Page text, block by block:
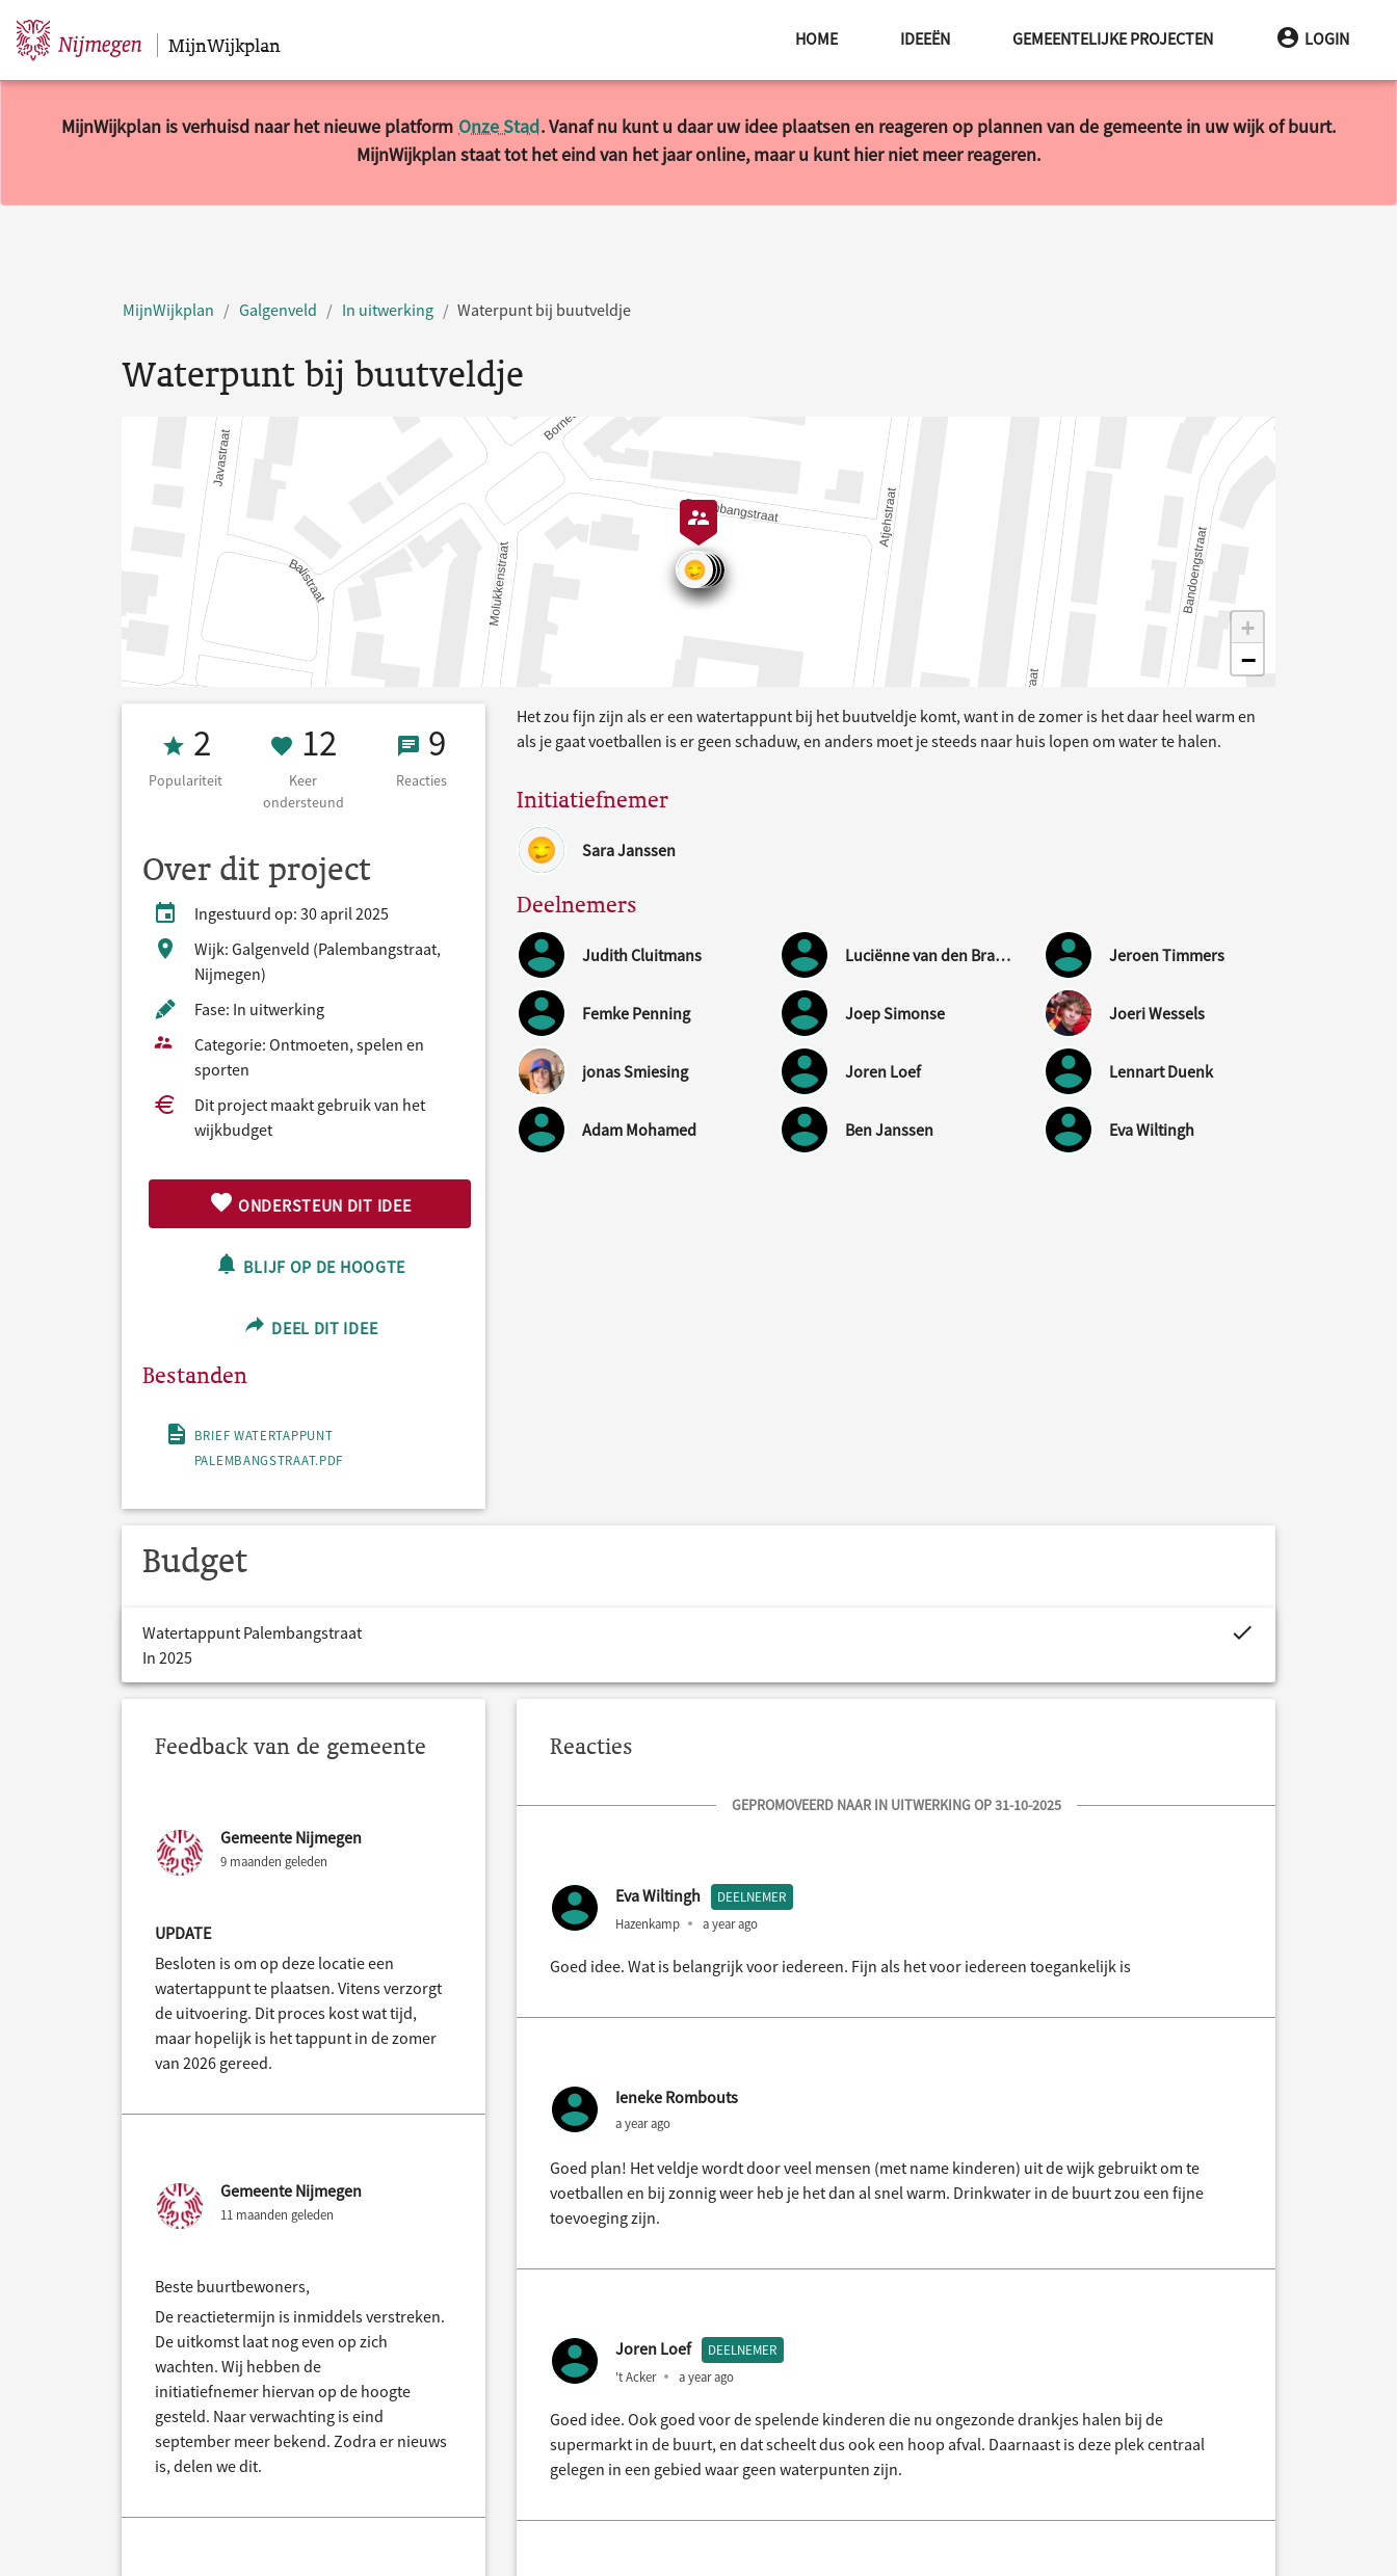
Sla navigatie over MijnWijkplan HOME IDEEËN GEMEENTELIJKE PROJECTEN LOGIN
MijnWijkplan is verhuisd naar het nieuwe platform Onze Stad. Vanaf nu kunt u daar uw idee plaatsen en reageren op plannen van de gemeente in uw wijk of buurt.
MijnWijkplan staat tot het eind van het jaar online, maar u kunt hier niet meer reageren.
MijnWijkplan Galgenveld In uitwerking Waterpunt bij buutveldje
Waterpunt bij buutveldje
+
−
Populariteit 2
2
Populariteit
12 Keer ondersteund
12
Keer
ondersteund
9 Reacties
9
Reacties
Over dit project
Ingestuurd op: 30 april 2025
Wijk: Galgenveld (Palembangstraat,
Nijmegen)
Fase: In uitwerking
Categorie: Ontmoeten, spelen en
sporten
Dit project maakt gebruik van het
wijkbudget
ONDERSTEUN DIT IDEE
BLIJF OP DE HOOGTE
DEEL DIT IDEE
Bestanden
BRIEF WATERTAPPUNT
PALEMBANGSTRAAT.PDF
Het zou fijn zijn als er een watertappunt bij het buutveldje komt, want in de zomer is het daar heel warm en
als je gaat voetballen is er geen schaduw, en anders moet je steeds naar huis lopen om water te halen.
Initiatiefnemer
Sara Janssen
Deelnemers
Judith Cluitmans Luciënne van den Brand Jeroen Timmers
Femke Penning Joep Simonse Joeri Wessels
jonas Smiesing Joren Loef Lennart Duenk
Adam Mohamed Ben Janssen Eva Wiltingh
Budget
Watertappunt Palembangstraat
In 2025
project.budget.fields.is_assigned-alt
Feedback van de gemeente
Gemeente Nijmegen
9 maanden geleden
UPDATE
Besloten is om op deze locatie een
watertappunt te plaatsen. Vitens verzorgt
de uitvoering. Dit proces kost wat tijd,
maar hopelijk is het tappunt in de zomer
van 2026 gereed.
Gemeente Nijmegen
11 maanden geleden
Beste buurtbewoners,
De reactietermijn is inmiddels verstreken.
De uitkomst laat nog even op zich
wachten. Wij hebben de
initiatiefnemer hiervan op de hoogte
gesteld. Naar verwachting is eind
september meer bekend. Zodra er nieuws
is, delen we dit.
Reacties
GEPROMOVEERD NAAR IN UITWERKING OP 31-10-2025
Eva Wiltingh DEELNEMER
Hazenkamp a year ago
Goed idee. Wat is belangrijk voor iedereen. Fijn als het voor iedereen toegankelijk is
Ieneke Rombouts
a year ago
Goed plan! Het veldje wordt door veel mensen (met name kinderen) uit de wijk gebruikt om te
voetballen en bij zonnig weer heb je het dan al snel warm. Drinkwater in de buurt zou een fijne
toevoeging zijn.
Joren Loef DEELNEMER
't Acker a year ago
Goed idee. Ook goed voor de spelende kinderen die nu ongezonde drankjes halen bij de
supermarkt in de buurt, en dat scheelt dus ook een hoop afval. Daarnaast is deze plek centraal
gelegen in een gebied waar geen waterpunten zijn.